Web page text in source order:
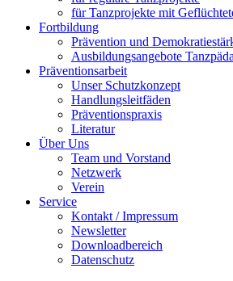
für Tanzprojekte mit
Fortbildung
Prävention und
Ausbildungsangebote
Präventionsarbeit
Unser Schutz­kon­zept
Handlungsleitfäden
Präventionspraxis
Literatur
Über Uns
Team und Vorstand
Netzwerk
Verein
Service
Kontakt / Impressum
Newsletter
Downloadbereich
Datenschutz